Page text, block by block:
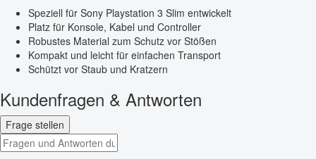
Speziell für Sony Playstation 3 Slim entwickelt
Platz für Konsole, Kabel und Controller
Robustes Material zum Schutz vor Stößen
Kompakt und leicht für einfachen Transport
Schützt vor Staub und Kratzern
Kundenfragen & Antworten
Frage stellen